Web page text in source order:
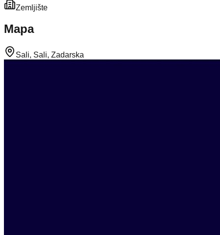
Zemljište
Mapa
Sali, Sali, Zadarska